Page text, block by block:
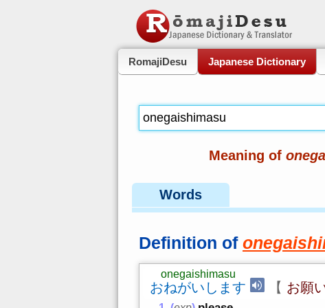
RomajiDesu Japanese Dictionary
Meaning of
Words
Definition of
おねがいします
onegaishimasu
【 お願